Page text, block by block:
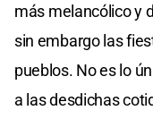
más melancólico y
sin embargo las
pueblos. No es lo
a las desdichas